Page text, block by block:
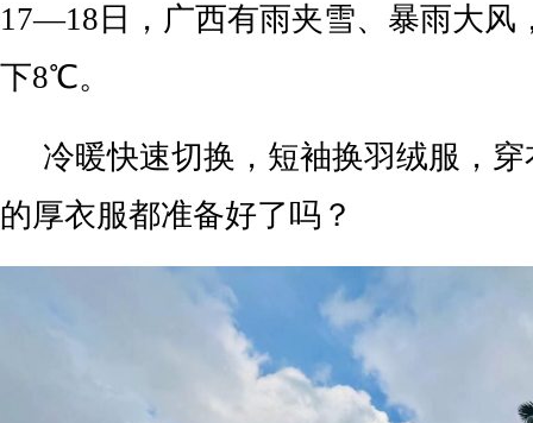
17—18日，广西有雨夹雪、暴雨大风
下8℃。
冷暖快速切换，短袖换羽绒服，
的厚衣服都准备好了吗？